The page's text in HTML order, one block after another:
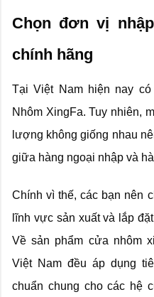
Chọn đơn vị
chính hãng
Tại Việt Nam hiện nay
Nhôm XingFa. Tuy nhiên,
lượng không giống nhau
giữa hàng ngoại nhập và
Chính vì thế, các bạn nên
lĩnh vực sản xuất và lắp
Về sản phẩm cửa nhôm
Việt Nam đều áp dụng
chuẩn chung cho các hệ